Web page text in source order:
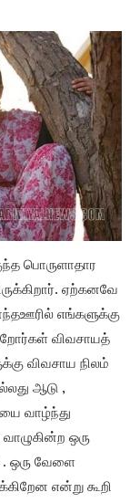
பொருளாதார
ஏற்கனவே
எங்களுக்கு
விவசாயத்
விவசாய நிலம்
ஆடு ,
வாழ்ந்து
ஒரு
. ஒரு வேளை
என்று கூறி